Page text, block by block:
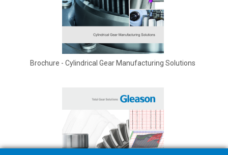
Brochure - Cylindrical Gear Manufacturing Solutions